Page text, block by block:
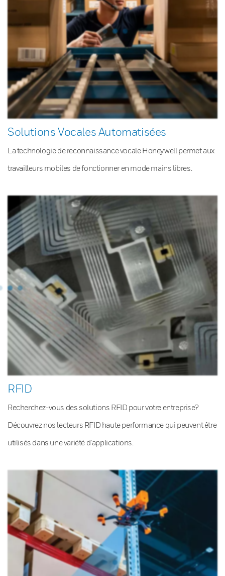
Solutions Vocales Automatisées
La technologie de reconnaissance vocale Honeywell permet aux
travailleurs mobiles de fonctionner en mode mains libres.
RFID
Recherchez-vous des solutions RFID pour votre entreprise?
Découvrez nos lecteurs RFID haute performance qui peuvent être
utilisés dans une variété d’applications.